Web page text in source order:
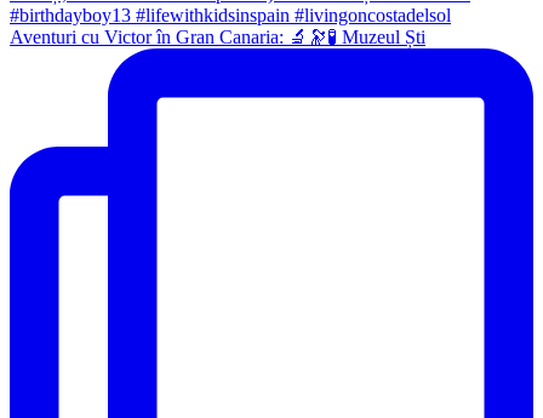
Aventuri cu Victor în Gran Canaria: 🔬🔭🧪 Muzeul Ști